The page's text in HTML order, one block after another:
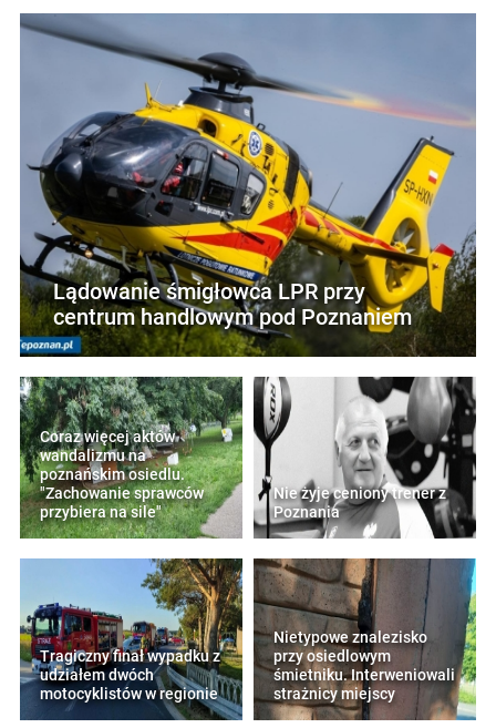
Lądowanie śmigłowca LPR przy
centrum handlowym pod Poznaniem
Coraz więcej aktów
wandalizmu na
poznańskim osiedlu.
"Zachowanie sprawców
przybiera na sile"
Nie żyje ceniony trener z
Poznania
Tragiczny finał wypadku z
udziałem dwóch
motocyklistów w regionie
Nietypowe znalezisko
przy osiedlowym
śmietniku. Interweniowali
strażnicy miejscy